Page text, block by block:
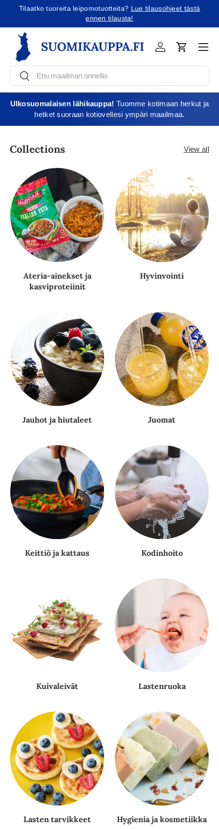
Tilaatko tuoreita leipomotuotteita? Lue tilausohjeet tästä
ennen tilausta!
EtsiEtsi
KirjauduOstoskori
Ulkosuomalaisen lähikauppa! Tuomme kotimaan herkut ja
hetket suoraan kotiovellesi ympäri maailmaa.
Collections View all
Ateria-ainekset ja
kasviproteiinit
Hyvinvointi
Jauhot ja hiutaleet Juomat
Keittiö ja kattaus Kodinhoito
Kuivaleivät Lastenruoka
Lasten tarvikkeet Hygienia ja kosmetiikka